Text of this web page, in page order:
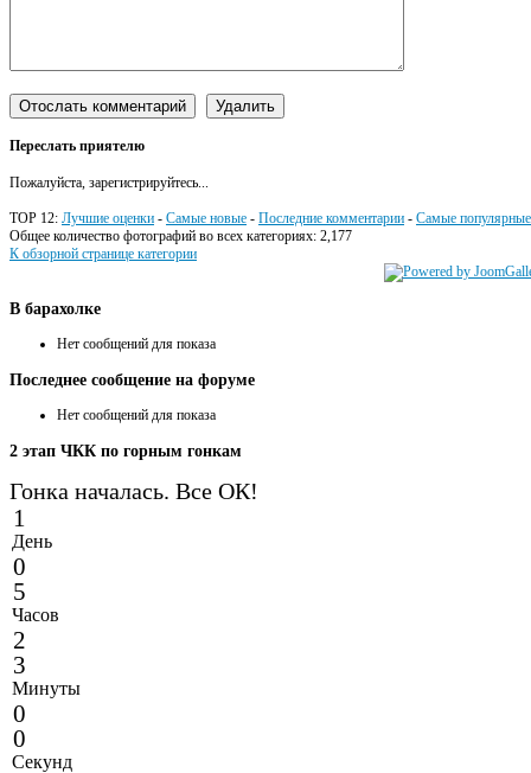
Переслать приятелю
Пожалуйста, зарегистрируйтесь...
TOP 12: Лучшие оценки - Самые новые - Последние комментарии - Самые популярные
Общее количество фотографий во всех категориях: 2,177
К обзорной странице категории
В барахолке
Нет сообщений для показа
Последнее сообщение на форуме
Нет сообщений для показа
2 этап ЧКК по горным гонкам
Гонка началась. Все ОК!
1
День
0
5
Часов
2
3
Минуты
0
0
Секунд